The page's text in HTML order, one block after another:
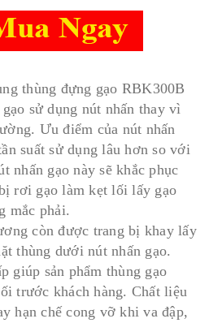
thùng đựng gạo RBK300B
sử dụng nút nhấn thay vì
Ưu điểm của nút nhấn
suất sử dụng lâu hơn so với
nhấn gạo này sẽ khắc phục
rơi gạo làm kẹt lối lấy gạo
mắc phải.
còn được trang bị khay lấy
thùng dưới nút nhấn gạo.
giúp sản phẩm thùng gạo
trước khách hàng. Chất liệu
hạn chế cong vỡ khi va đập,